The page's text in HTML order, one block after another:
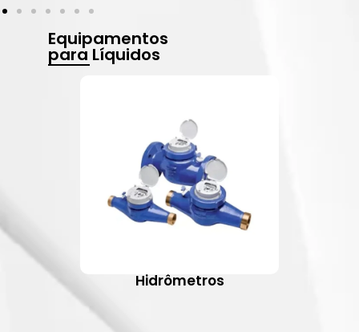
Equipamentos
para Líquidos
Hidrômetros